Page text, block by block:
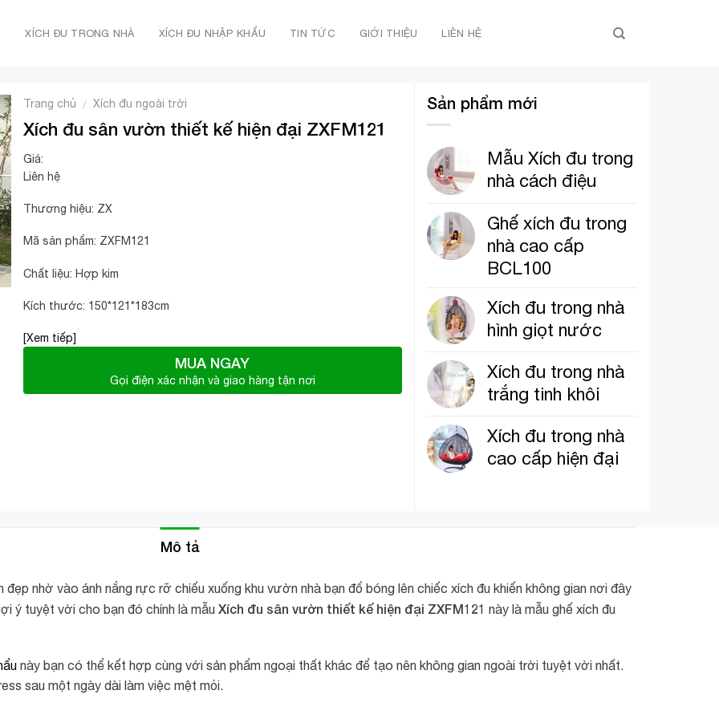
XÍCH ĐU TRONG NHÀ XÍCH ĐU NHẬP KHẨU TIN TỨC GIỚI THIỆU LIÊN HỆ
Trang chủ / Xích đu ngoài trời
Xích đu sân vườn thiết kế hiện đại ZXFM121
Giá:
Liên hệ
Thương hiệu: ZX
Mã sản phẩm: ZXFM121
Chất liệu: Hợp kim
Kích thước: 150*121*183cm
[Xem tiếp]
MUA NGAY
Gọi điện xác nhận và giao hàng tận nơi
Sản phẩm mới
Mẫu Xích đu trong
nhà cách điệu
Ghế xích đu trong
nhà cao cấp
BCL100
Xích đu trong nhà
hình giọt nước
Xích đu trong nhà
trắng tinh khôi
Xích đu trong nhà
cao cấp hiện đại
Mô tả
nhờ vào ánh nắng rực rỡ chiếu xuống khu vườn nhà bạn đổ bóng lên chiếc xích đu khiến không gian nơi đây
ý tuyệt vời cho bạn đó chính là mẫu Xích đu sân vườn thiết kế hiện đại ZXFM121 này là mẫu ghế xích đu
này bạn có thể kết hợp cùng với sản phẩm ngoại thất khác để tạo nên không gian ngoài trời tuyệt vời nhất.
sau một ngày dài làm việc mệt mỏi.